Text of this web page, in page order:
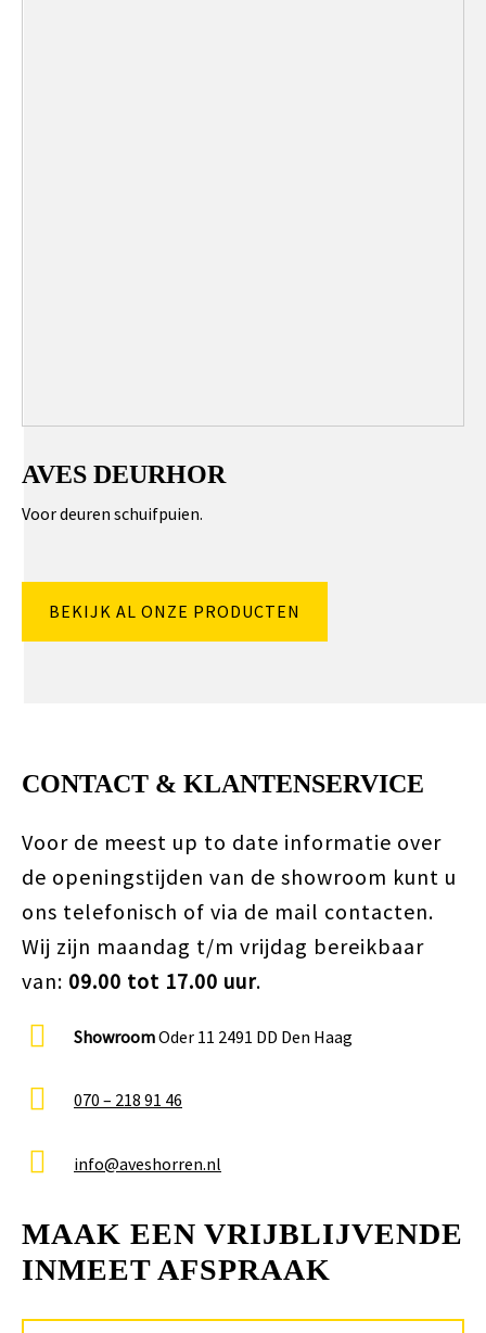
AVES DEURHOR
Voor deuren schuifpuien.
BEKIJK AL ONZE PRODUCTEN
CONTACT & KLANTENSERVICE
Voor de meest up to date informatie over
de openingstijden van de showroom kunt u
ons telefonisch of via de mail contacten.
Wij zijn maandag t/m vrijdag bereikbaar
van: 09.00 tot 17.00 uur.
ShowroomOder 11 2491 DD Den Haag
070 – 218 91 46
info@aveshorren.nl
MAAK EEN VRIJBLIJVENDE
INMEET AFSPRAAK